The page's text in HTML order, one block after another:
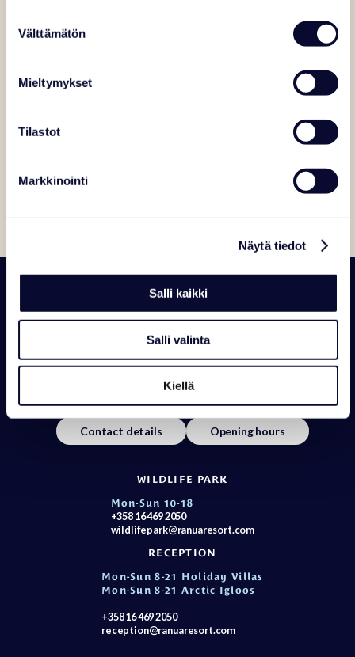
valinta
Välttämätön
Mieltymykset
Tilastot
Markkinointi
Näytä tiedot
Salli kaikki
Salli valinta
Kiellä
Rovaniementie 29, 97700 Ranua
Contact details Opening hours
WILDLIFE PARK
Mon-Sun 10-18
+358 16 469 2050
wildlifepark@ranuaresort.com
RECEPTION
Mon-Sun 8-21 Holiday Villas
Mon-Sun 8-21 Arctic Igloos
+358 16 469 2050
reception@ranuaresort.com